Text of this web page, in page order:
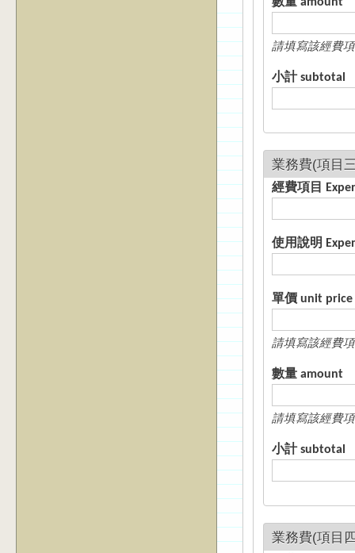
請填寫該經費
小計 subtotal
經費項
使用說明
單價 unit price
請填寫該經費
數量 amount
請填寫該經費
小計 subtotal